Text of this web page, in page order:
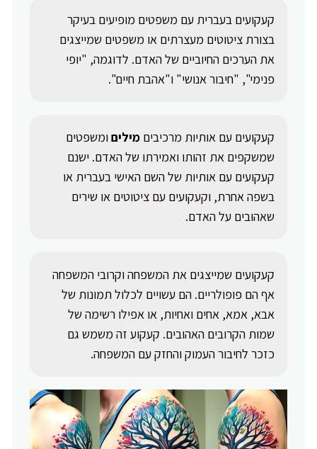
קעקועים בעברית עם משפטים מופיעים בעיקר
בצורת ציטוטים מעצרתים או משפטים שמייצגים
את הערכים החיוביים של האדם. לדוגמה, "יופי
פנימי", "חיבור אנושי" ו"אהבת חיים".
קעקועים עם אותיות מרכיבים מיליםומשפטים
שמשקפים את זהותו ואמירתו של האדם. ישנם
קעקועים עם אותיות של השם האישי בעברית או
בשפה אחרת, וקעקועים עם ציטוטים או שירים
שאהובים על האדם.
קעקועים שמייצגים את המשפחה וקרובי המשפחה
אף הם פופולריים. הם עשויים לכלול תמונות של
אבא, אמא, אחים ואחיות, או אפילו רשימה של
שמות הקרובים האהובים. קעקוע זה משמש גם
כזכר לחיבור העמוק והחזק עם המשפחה.